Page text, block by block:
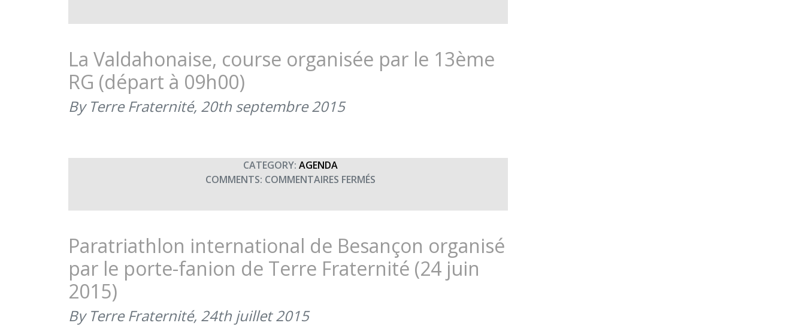
13ÈME
ORGANISE
ET
La Valdahonaise, course organisée par le 13ème
RG (départ à 09h00)
By Terre Fraternité, 20th septembre 2015
CATEGORY: AGENDA
COMMENTS: COMMENTAIRES FERMÉS
VALDAHONAISE,
PAR
LE
13ÈME
Paratriathlon international de Besançon organisé
par le porte-fanion de Terre Fraternité (24 juin
2015)
By Terre Fraternité, 24th juillet 2015